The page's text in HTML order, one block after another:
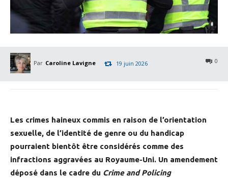
Par Caroline Lavigne 0
19 juin 2026
Les crimes haineux commis en raison de l’orientation
sexuelle, de l’identité de genre ou du handicap
pourraient bientôt être considérés comme des
infractions aggravées au Royaume-Uni. Un amendement
déposé dans le cadre du Crime and Policing